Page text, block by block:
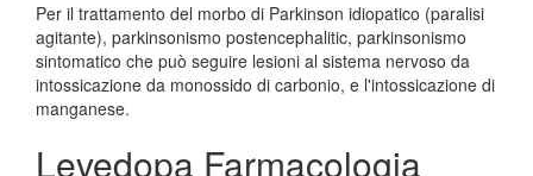
Per il trattamento del morbo di Parkinson idiopatico (paralisi
agitante), parkinsonismo postencephalitic, parkinsonismo
sintomatico che può seguire lesioni al sistema nervoso da
intossicazione da monossido di carbonio, e l'intossicazione di
manganese.
Levedopa Farmacologia